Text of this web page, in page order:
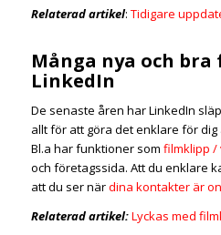
Relaterad artikel: Tidigare
Många nya och
LinkedIn
De senaste åren har LinkedIn
allt för att göra det enklare för
Bl.a har funktioner som filmklipp /
och företagssida. Att du enklare
att du ser närdina kontakter är
Relaterad artikel:Lyckas med